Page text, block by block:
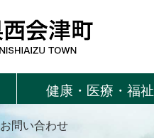
健康・医療・福祉
お問い合わせ